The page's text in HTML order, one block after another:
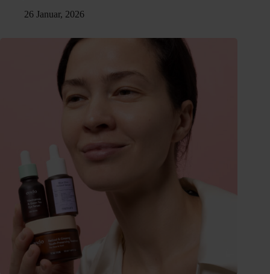
26 Januar, 2026